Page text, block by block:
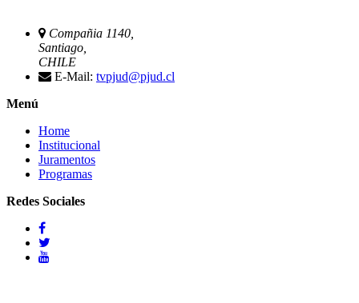
Compañia 1140,
Santiago,
CHILE
E-Mail: tvpjud@pjud.cl
Menú
Home
Institucional
Juramentos
Programas
Redes Sociales